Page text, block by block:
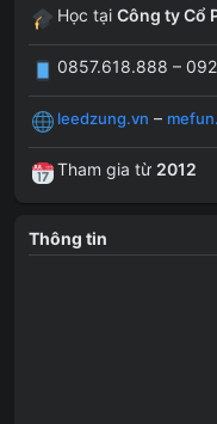
Học tại Công ty Cổ
0857.618.888 –
leedzung.vn –
Tham gia từ 2012
Thông tin